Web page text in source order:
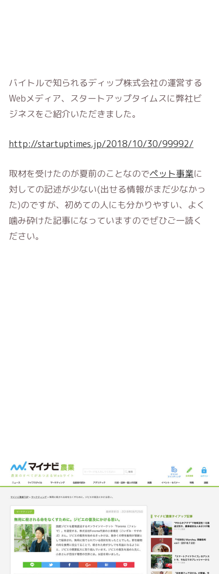
バイトルで知られるディップ株式会社の運営する
Webメディア、スタートアップタイムスに弊社ビ
ジネスをご紹介いただきました。
http://startuptimes.jp/2018/10/30/99992/
取材を受けたのが夏前のことなのでペット事業に
対しての記述が少ない(出せる情報がまだ少なかっ
た)のですが、初めての人にも分かりやすい、よく
噛み砕けた記事になっていますのでぜひご一読く
ださい。